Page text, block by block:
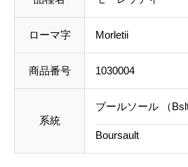
料を含めて調整した金額をお知
等に不都合ございましたら、メー
事前のお見積もりがご希望の場
ォーム」よりご連絡をお願いい
ローマ字 Morletii
商品番号 1030004
系統
ブールソール （Bslt
Boursault